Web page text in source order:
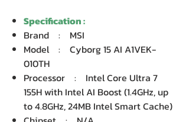
Specification :
Brand : MSI
Model : Cyborg 15 AI A1VEK-
010TH
Processor : Intel Core Ultra 7
155H with Intel AI Boost (1.4GHz, up
to 4.8GHz, 24MB Intel Smart Cache)